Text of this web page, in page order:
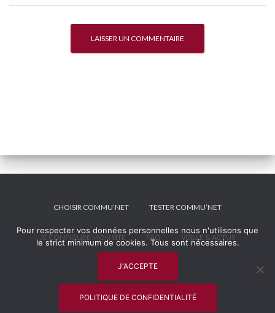
CHOISIR COMMU’NET TESTER COMMU’NET
JE CONFIGURE MON SITE FAQ VEILLE & ACTUS
MENTIONS LÉGALES
Hestia | Développé parThemeIsle
Pour respecter vos données personnelles nous n'utilisons que
le strict minimum de cookies. Tous sont nécessaires.
J'ACCEPTE
POLITIQUE DE CONFIDENTIALITÉ